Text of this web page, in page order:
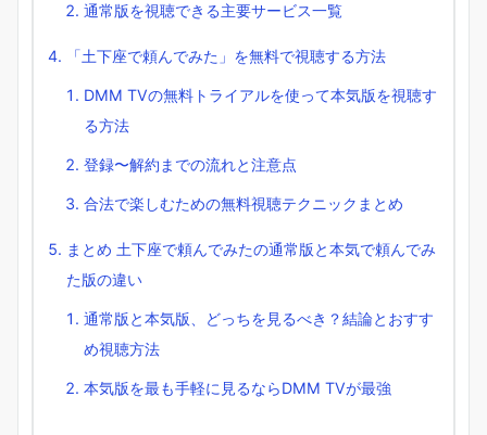
通常版を視聴できる主要サービス一覧
「土下座で頼んでみた」を無料で視聴する方法
DMM TVの無料トライアルを使って本気版を視聴す
る方法
登録〜解約までの流れと注意点
合法で楽しむための無料視聴テクニックまとめ
まとめ 土下座で頼んでみたの通常版と本気で頼んでみ
た版の違い
通常版と本気版、どっちを見るべき？結論とおすす
め視聴方法
本気版を最も手軽に見るならDMM TVが最強